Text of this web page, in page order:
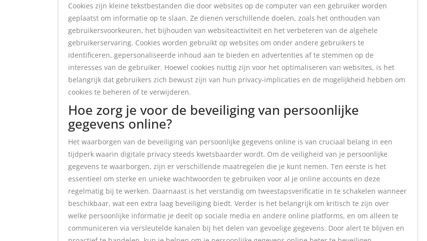
Cookies zijn kleine tekstbestanden die door websites op de computer van een gebruiker worden
geplaatst om informatie op te slaan. Ze dienen verschillende doelen, zoals het onthouden van
gebruikersvoorkeuren, het bijhouden van websiteactiviteit en het verbeteren van de algehele
gebruikerservaring. Cookies worden gebruikt op websites om onder andere gebruikers te
identificeren, gepersonaliseerde inhoud aan te bieden en advertenties af te stemmen op de
interesses van de gebruiker. Hoewel cookies nuttig zijn voor het optimaliseren van websites, is het
belangrijk dat gebruikers zich bewust zijn van hun privacy-implicaties en de mogelijkheid hebben om
cookies te beheren of te verwijderen.
Hoe zorg je voor de beveiliging van persoonlijke
gegevens online?
Het waarborgen van de beveiliging van persoonlijke gegevens online is van cruciaal belang in een
tijdperk waarin digitale privacy steeds kwetsbaarder wordt. Om de veiligheid van je persoonlijke
gegevens te waarborgen, zijn er verschillende maatregelen die je kunt nemen. Ten eerste is het
essentieel om sterke en unieke wachtwoorden te gebruiken voor al je online accounts en deze
regelmatig bij te werken. Daarnaast is het verstandig om tweestapsverificatie in te schakelen wanneer
beschikbaar, wat een extra laag beveiliging biedt. Verder is het belangrijk om kritisch te zijn over
welke persoonlijke informatie je deelt op sociale media en andere online platforms, en om alleen te
communiceren via versleutelde kanalen bij het delen van gevoelige gegevens. Door alert te blijven en